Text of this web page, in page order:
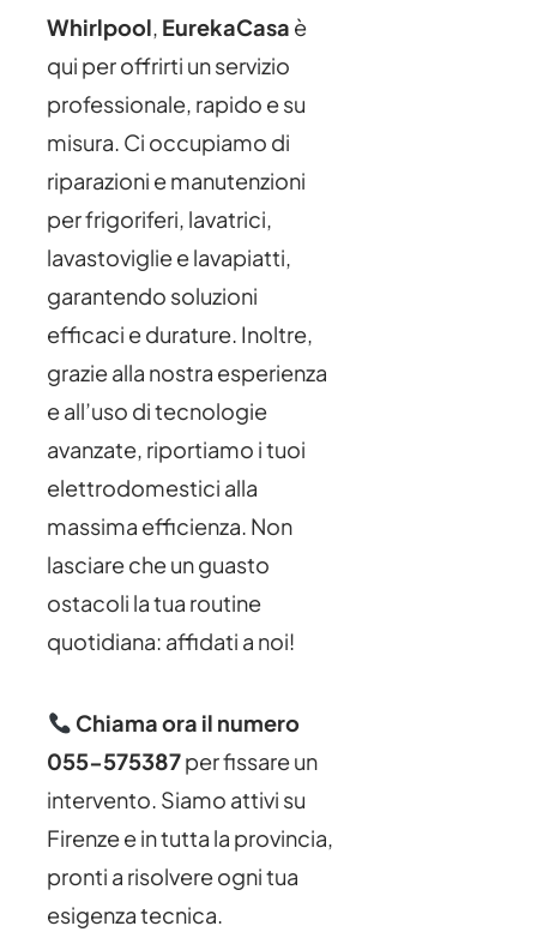
Whirlpool, EurekaCasa è
qui per offrirti un servizio
professionale, rapido e su
misura. Ci occupiamo di
riparazioni e manutenzioni
per frigoriferi, lavatrici,
lavastoviglie e lavapiatti,
garantendo soluzioni
efficaci e durature. Inoltre,
grazie alla nostra esperienza
e all’uso di tecnologie
avanzate, riportiamo i tuoi
elettrodomestici alla
massima efficienza. Non
lasciare che un guasto
ostacoli la tua routine
quotidiana: affidati a noi!
Chiama ora il numero
055-575387per fissare un
intervento. Siamo attivi su
Firenze e in tutta la provincia,
pronti a risolvere ogni tua
esigenza tecnica.